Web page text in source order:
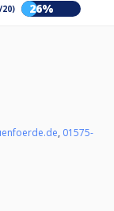
20) 26%
, 01575-